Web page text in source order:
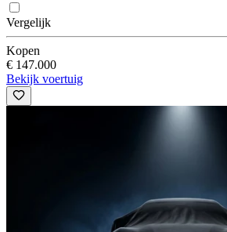
Vergelijk
Kopen
€ 147.000
Bekijk voertuig